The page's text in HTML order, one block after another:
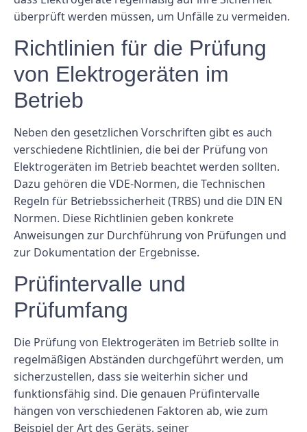
überprüft werden müssen, um Unfälle zu vermeiden.
Richtlinien für die Prüfung
von Elektrogeräten im
Betrieb
Neben den gesetzlichen Vorschriften gibt es auch
verschiedene Richtlinien, die bei der Prüfung von
Elektrogeräten im Betrieb beachtet werden sollten.
Dazu gehören die VDE-Normen, die Technischen
Regeln für Betriebssicherheit (TRBS) und die DIN EN
Normen. Diese Richtlinien geben konkrete
Anweisungen zur Durchführung von Prüfungen und
zur Dokumentation der Ergebnisse.
Prüfintervalle und
Prüfumfang
Die Prüfung von Elektrogeräten im Betrieb sollte in
regelmäßigen Abständen durchgeführt werden, um
sicherzustellen, dass sie weiterhin sicher und
funktionsfähig sind. Die genauen Prüfintervalle
hängen von verschiedenen Faktoren ab, wie zum
Beispiel der Art des Geräts, seiner